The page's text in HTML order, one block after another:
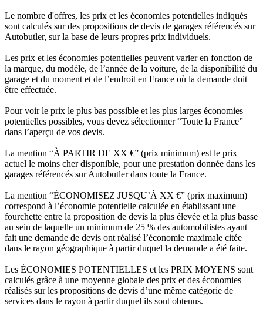
Le nombre d'offres, les prix et les économies potentielles indiqués
sont calculés sur des propositions de devis de garages référencés sur
Autobutler, sur la base de leurs propres prix individuels.
Les prix et les économies potentielles peuvent varier en fonction de
la marque, du modèle, de l’année de la voiture, de la disponibilité du
garage et du moment et de l’endroit en France où la demande doit
être effectuée.
Pour voir le prix le plus bas possible et les plus larges économies
potentielles possibles, vous devez sélectionner “Toute la France”
dans l’aperçu de vos devis.
La mention “À PARTIR DE XX €” (prix minimum) est le prix
actuel le moins cher disponible, pour une prestation donnée dans les
garages référencés sur Autobutler dans toute la France.
La mention “ÉCONOMISEZ JUSQU’À XX €” (prix maximum)
correspond à l’économie potentielle calculée en établissant une
fourchette entre la proposition de devis la plus élevée et la plus basse
au sein de laquelle un minimum de 25 % des automobilistes ayant
fait une demande de devis ont réalisé l’économie maximale citée
dans le rayon géographique à partir duquel la demande a été faite.
Les ÉCONOMIES POTENTIELLES et les PRIX MOYENS sont
calculés grâce à une moyenne globale des prix et des économies
réalisés sur les propositions de devis d’une même catégorie de
services dans le rayon à partir duquel ils sont obtenus.